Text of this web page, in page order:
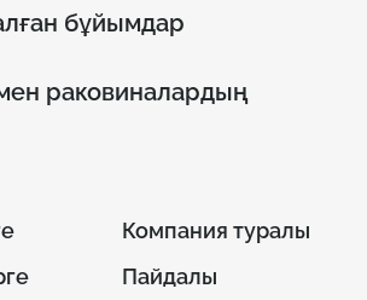
бұйымдар
раковиналардың
Компания туралы
Пайдалы